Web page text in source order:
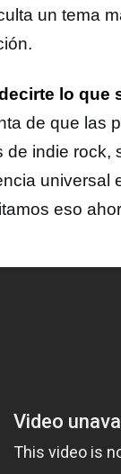
un tema
lo que
de que las
indie rock,
universal
eso